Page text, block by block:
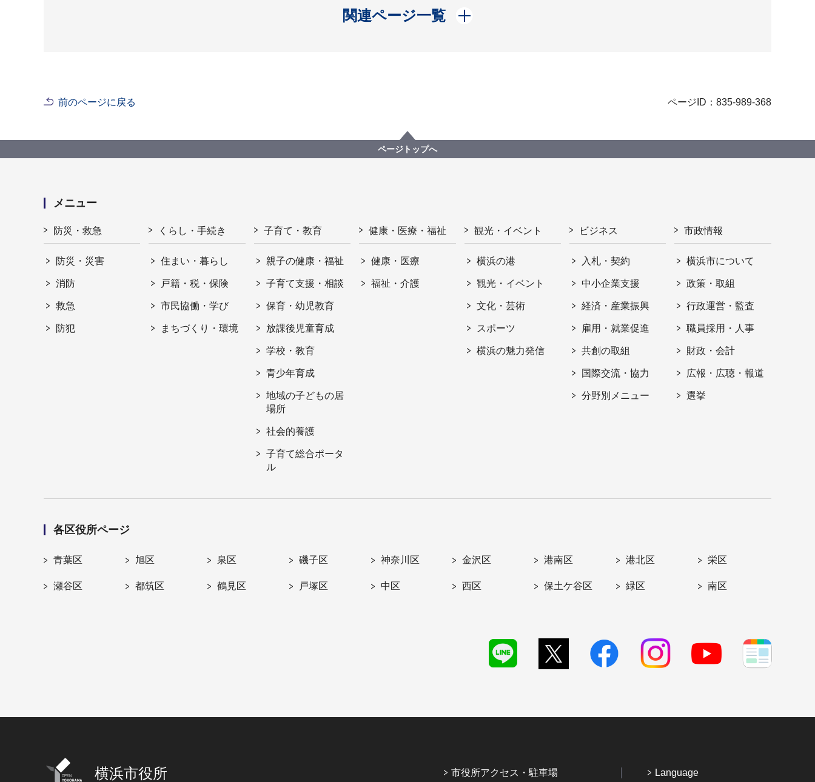
関連ページ一覧
開く
前のページに戻る ページID：835-989-368
ページトップへ
メニュー
防災・救急
防災・災害
消防
救急
防犯
くらし・手続き
住まい・暮らし
戸籍・税・保険
市民協働・学び
まちづくり・環境
子育て・教育
親子の健康・福祉
子育て支援・相談
保育・幼児教育
放課後児童育成
学校・教育
青少年育成
地域の子どもの居
場所
社会的養護
子育て総合ポータ
ル
健康・医療・福祉
健康・医療
福祉・介護
観光・イベント
横浜の港
観光・イベント
文化・芸術
スポーツ
横浜の魅力発信
ビジネス
入札・契約
中小企業支援
経済・産業振興
雇用・就業促進
共創の取組
国際交流・協力
分野別メニュー
市政情報
横浜市について
政策・取組
行政運営・監査
職員採用・人事
財政・会計
広報・広聴・報道
選挙
各区役所ページ
青葉区 旭区 泉区 磯子区 神奈川区 金沢区 港南区 港北区 栄区
瀬谷区 都筑区 鶴見区 戸塚区 中区 西区 保土ケ谷区 緑区 南区
横浜市役所 市役所アクセス・駐車場 Language